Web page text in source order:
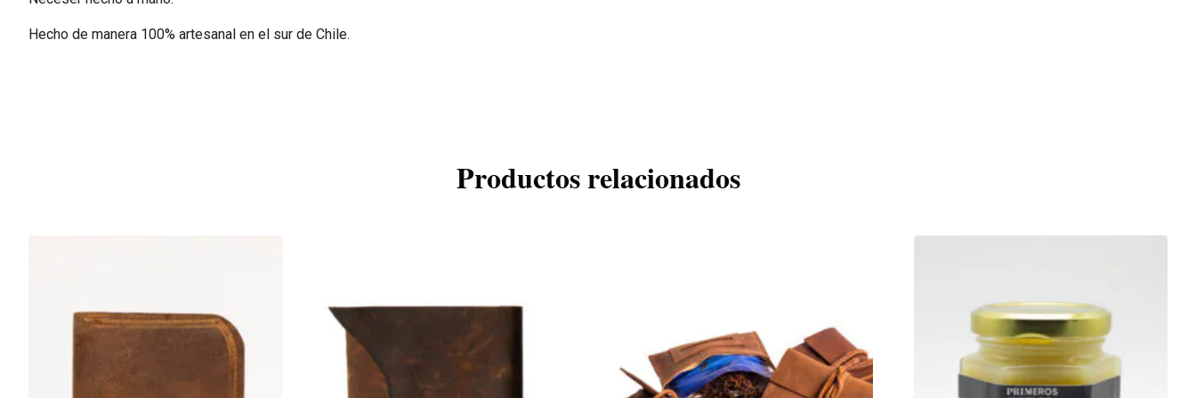
Hecho de manera 100% artesanal en el sur de Chile.
Productos relacionados